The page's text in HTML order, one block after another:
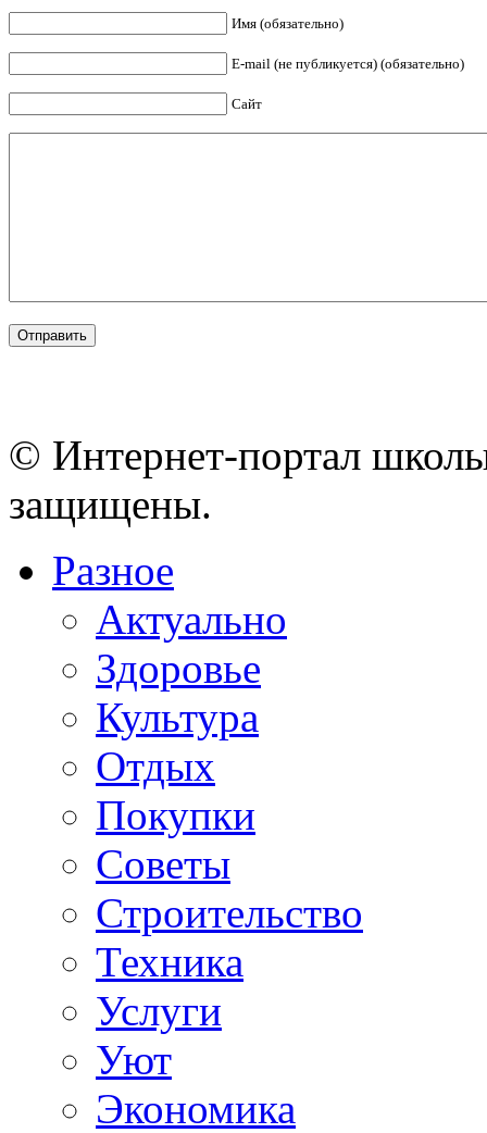
Имя (обязательно)
E-mail (не публикуется) (обязательно)
Сайт
© Интернет-портал
защищены.
Разное
Актуально
Здоровье
Культура
Отдых
Покупки
Советы
Строительство
Техника
Услуги
Уют
Экономика